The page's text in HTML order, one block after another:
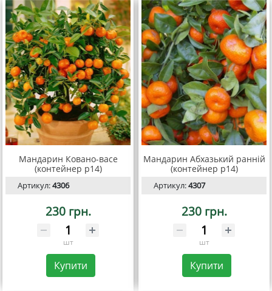
Мандарин Ковано-васе
(контейнер р14)
Артикул:4306
230 грн.
шт
Купити
Мандарин Абхазький ранній
(контейнер р14)
Артикул:4307
230 грн.
шт
Купити